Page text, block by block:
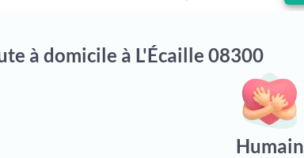
à domicile à L'Écaille 08300
Humain